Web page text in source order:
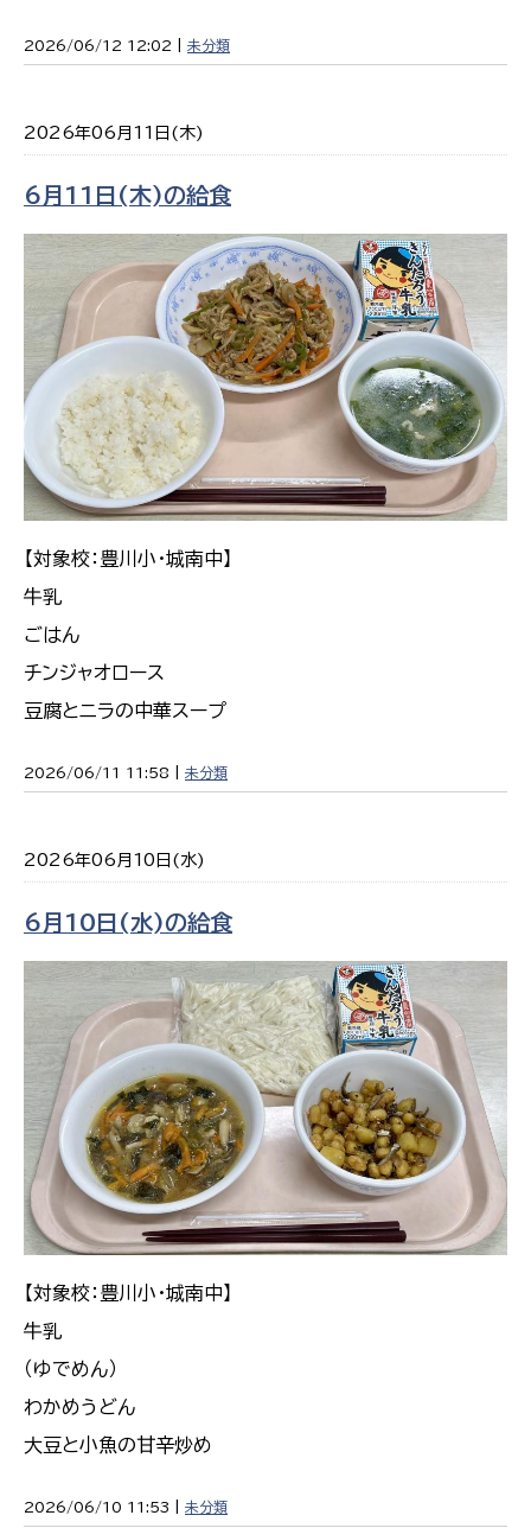
2026/06/12 12:02 | 未分類
2026年06月11日(木)
6月11日(木)の給食
【対象校：豊川小・城南中】
牛乳
ごはん
チンジャオロース
豆腐とニラの中華スープ
2026/06/11 11:58 | 未分類
2026年06月10日(水)
6月10日(水)の給食
【対象校：豊川小・城南中】
牛乳
（ゆでめん）
わかめうどん
大豆と小魚の甘辛炒め
2026/06/10 11:53 | 未分類